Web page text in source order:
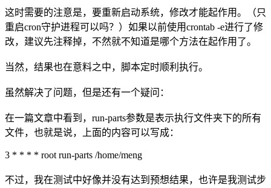
这时需要的注意是，要重新启动系统，修改才能起作用。（只
重启cron守护进程可以吗？）如果以前使用crontab -e进行了修
改，建议先注释掉，不然就不知道是哪个方法在起作用了。
当然，结果也在意料之中，脚本定时顺利执行。
虽然解决了问题，但是还有一个疑问：
在一篇文章中看到，run-parts参数是表示执行文件夹下的所有
文件，也就是说，上面的内容可以写成：
3 * * * * root run-parts /home/meng
不过，我在测试中好像并没有达到预想结果，也许是我测试步